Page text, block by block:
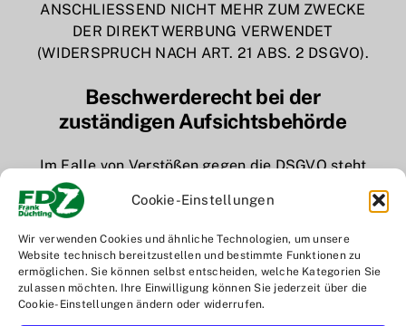
Cookie-Einstellungen
Wir verwenden Cookies und ähnliche Technologien, um unsere
Website technisch bereitzustellen und bestimmte Funktionen zu
ermöglichen. Sie können selbst entscheiden, welche Kategorien Sie
zulassen möchten. Ihre Einwilligung können Sie jederzeit über die
Cookie-Einstellungen ändern oder widerrufen.
ANSCHLIESSEND NICHT MEHR ZUM ZWECKE
DER DIREKTWERBUNG VERWENDET
(WIDERSPRUCH NACH ART. 21 ABS. 2 DSGVO).
Beschwerde­recht bei der
zuständigen Aufsichts­behörde
Im Falle von Verstößen gegen die DSGVO steht
den Betroffenen ein Beschwerderecht bei einer
Aufsichtsbehörde, insbesondere in dem
ihres Arbeitsplatzes oder des Orts des
mutmaßlichen Verstoßes zu. Das Beschwerderecht
besteht unbeschadet anderweitiger